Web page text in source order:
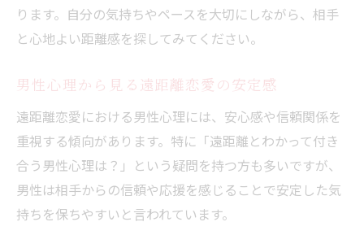
遠距離恋愛カップルにおすすめの信頼構築
法
遠距離恋愛で会えない時の心のつなぎ方
遠距離恋愛を支える小さな毎日の共有方法
遠距離恋愛でおすすめのカップルブレスレ
ット活用術
遠距離恋愛の会う頻度を決める際のポイン
ト
ります。自分の気持ちやペースを大切にしながら、相手
と心地よい距離感を探してみてください。
男性心理から見る遠距離恋愛の安定感
遠距離恋愛における男性心理には、安心感や信頼関係を
重視する傾向があります。特に「遠距離とわかって付き
合う男性心理は？」という疑問を持つ方も多いですが、
男性は相手からの信頼や応援を感じることで安定した気
持ちを保ちやすいと言われています。